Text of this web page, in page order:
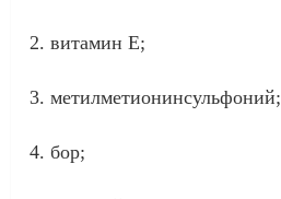
витамин Е;
метилметионинсульфоний;
бор;